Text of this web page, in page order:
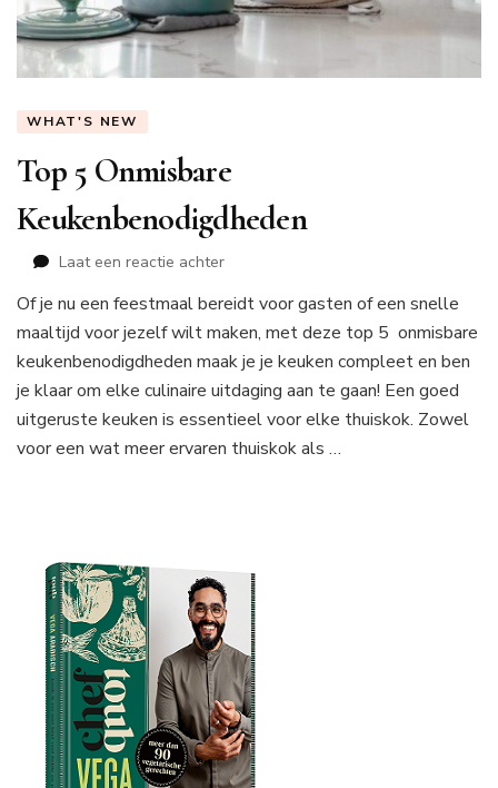
WHAT'S NEW
Top 5 Onmisbare
Keukenbenodigdheden
Laat een reactie achterop
5
Onmisbare
Keukenbenodigdheden
Of je nu een feestmaal bereidt voor gasten of een snelle
maaltijd voor jezelf wilt maken, met deze top 5 onmisbare
keukenbenodigdheden maak je je keuken compleet en ben
je klaar om elke culinaire uitdaging aan te gaan! Een goed
uitgeruste keuken is essentieel voor elke thuiskok. Zowel
voor een wat meer ervaren thuiskok als …